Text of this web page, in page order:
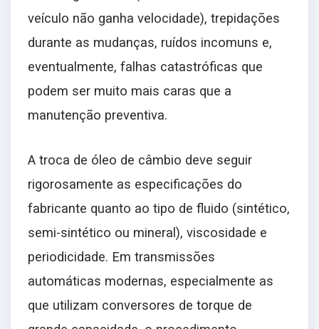
veículo não ganha velocidade), trepidações
durante as mudanças, ruídos incomuns e,
eventualmente, falhas catastróficas que
podem ser muito mais caras que a
manutenção preventiva.
A troca de óleo de câmbio deve seguir
rigorosamente as especificações do
fabricante quanto ao tipo de fluido (sintético,
semi-sintético ou mineral), viscosidade e
periodicidade. Em transmissões
automáticas modernas, especialmente as
que utilizam conversores de torque de